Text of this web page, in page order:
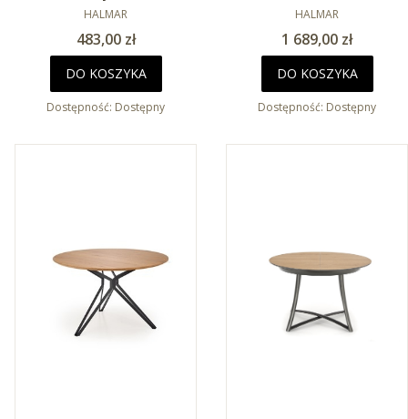
120x80cm
PRODUCENT
HALMAR
Cena
483,00 zł
DO KOSZYKA
Dostępność: Dostępny
PRODUCENT
HALMAR
Cena
1 689,00 zł
DO KOSZYKA
Dostępność: Dostępny